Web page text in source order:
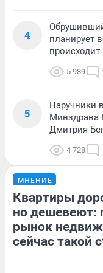
4
планирует
происходит
5 989
5
Наручники
Минздрава
Дмитрия
4 728
МНЕНИЕ
Квартиры
но дешевеют:
рынок
сейчас такой